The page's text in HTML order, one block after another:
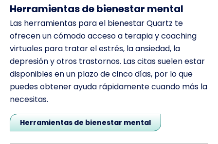
Herramientas de bienestar mental
Las herramientas para el bienestar Quartz te
ofrecen un cómodo acceso a terapia y coaching
virtuales para tratar el estrés, la ansiedad, la
depresión y otros trastornos. Las citas suelen estar
disponibles en un plazo de cinco días, por lo que
puedes obtener ayuda rápidamente cuando más la
necesitas.
Herramientas de bienestar mental